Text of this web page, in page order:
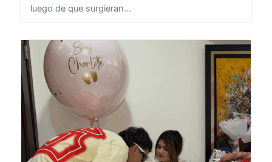
volvieron a convertirse en tema de conversación
luego de que surgieran...